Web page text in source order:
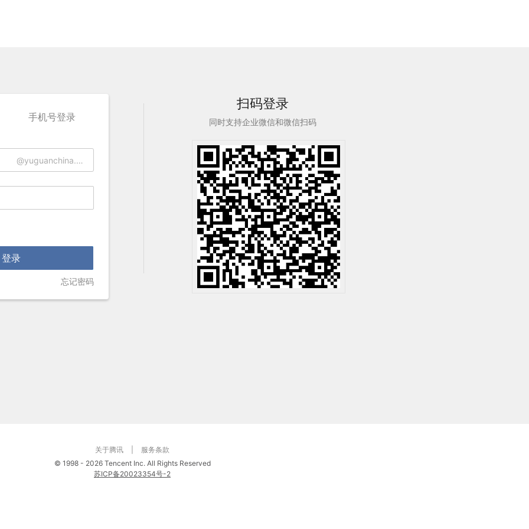
扫码登录
同时支持企业微信和微信扫码
手机号登录
@yuguanchina.com
忘记密码
关于腾讯
服务条款
© 1998 - 2026 Tencent Inc. All Rights Reserved
苏ICP备20023354号-2